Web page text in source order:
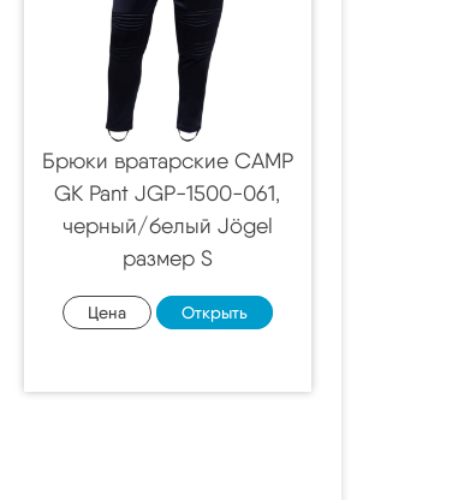
Брюки вратарские CAMP
GK Pant JGP-1500-061,
черный/белый Jögel
размер S
Цена Открыть